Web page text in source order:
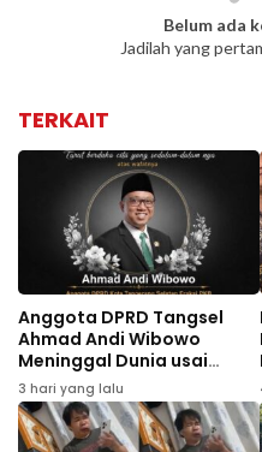
Belum ada
Jadilah yang
TERKAIT
Anggota DPRD Tangsel
Ahmad Andi Wibowo
Meninggal Dunia usai
Kecelakaan di Tol Cipali
3 hari yang lalu